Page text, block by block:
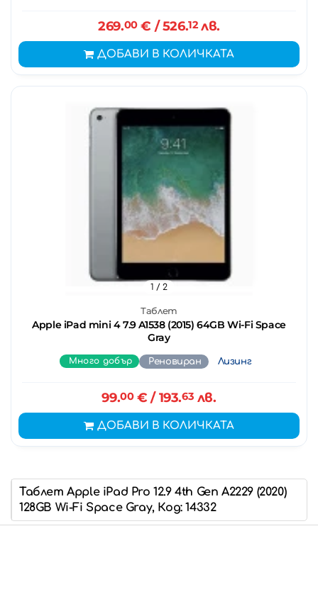
269.00€ / 526.12лв.
ДОБАВИ В КОЛИЧКАТА
Таблет
Apple iPad mini 4 7.9 A1538 (2015) 64GB Wi-Fi Space
Gray
1 / 2
Много добър Реновиран Лизинг
99.00€ / 193.63 лв.
ДОБАВИ В КОЛИЧКАТА
Таблет Apple iPad Pro 12.9 4th Gen A2229 (2020)
128GB Wi-Fi Space Gray, Код: 14332